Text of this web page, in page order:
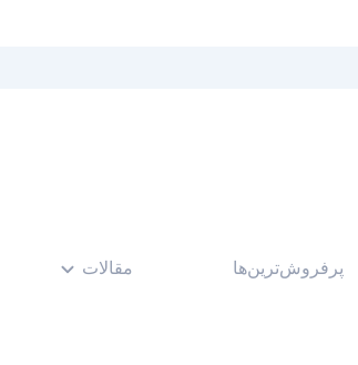
پرفروش‌ترین‌ها مقالات